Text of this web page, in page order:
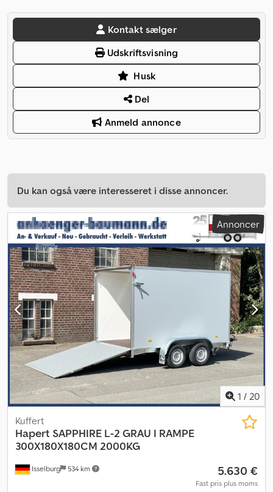
Kontakt sælger
Udskriftsvisning
Husk
Del
Anmeld annonce
Du kan også være interesseret i disse annoncer.
Annoncer
1 / 20
Isselburg 534 km
Kuffert
Hapert SAPPHIRE L-2 GRAU I RAMPE
300X180X180CM 2000KG
5.630 €
Fast pris plus moms